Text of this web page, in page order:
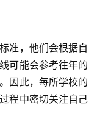
准，他们会根据自
可能会参考往年的
因此，每所学校的
程中密切关注自己